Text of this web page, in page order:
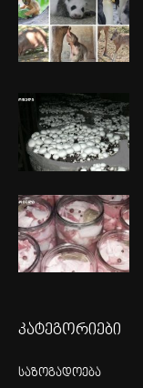
კატეგორიები
საზოგადოება